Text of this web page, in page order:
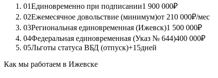
01Единовременно при подписании1 900 000₽
02Ежемесячное довольствие (минимум)от 210 000₽/мес
03Региональная единовременная (Ижевск)1 500 000₽
04Федеральная единовременная (Указ № 644)400 000₽
05Льготы статуса ВБД (отпуск)+15дней
Как мы работаем в Ижевске